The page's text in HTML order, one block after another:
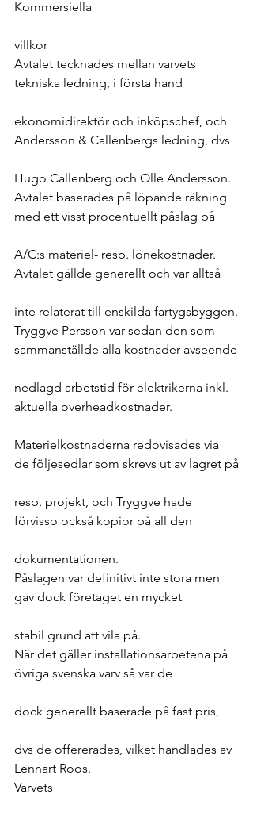
Kommersiella
villkor
Avtalet tecknades mellan varvets
tekniska ledning, i första hand
ekonomidirektör och inköpschef, och
Andersson & Callenbergs ledning, dvs
Hugo Callenberg och Olle Andersson.
Avtalet baserades på löpande räkning
med ett visst procentuellt påslag på
A/C:s materiel- resp. lönekostnader.
Avtalet gällde generellt och var alltså
inte relaterat till enskilda fartygsbyggen.
Tryggve Persson var sedan den som
sammanställde alla kostnader avseende
nedlagd arbetstid för elektrikerna inkl.
aktuella overheadkostnader.
Materielkostnaderna redovisades via
de följesedlar som skrevs ut av lagret på
resp. projekt, och Tryggve hade
förvisso också kopior på all den
dokumentationen.
Påslagen var definitivt inte stora men
gav dock företaget en mycket
stabil grund att vila på.
När det gäller installationsarbetena på
övriga svenska varv så var de
dock generellt baserade på fast pris,
dvs de offererades, vilket handlades av
Lennart Roos.
Varvets